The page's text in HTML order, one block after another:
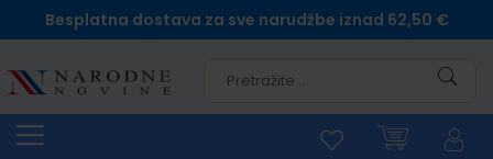
Besplatna dostava za sve narudžbe iznad 62,50 €